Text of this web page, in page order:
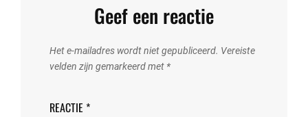
Geef een reactie
Het e-mailadres wordt niet gepubliceerd. Vereiste
velden zijn gemarkeerd met *
REACTIE *